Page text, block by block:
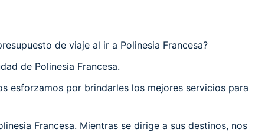
de viaje al ir a Polinesia Francesa?
de Polinesia Francesa.
esforzamos por brindarles los mejores servicios para
Francesa. Mientras se dirige a sus destinos, nos